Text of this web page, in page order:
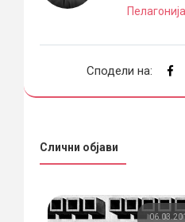
Пелагонија
Сподели на:
Слични објави